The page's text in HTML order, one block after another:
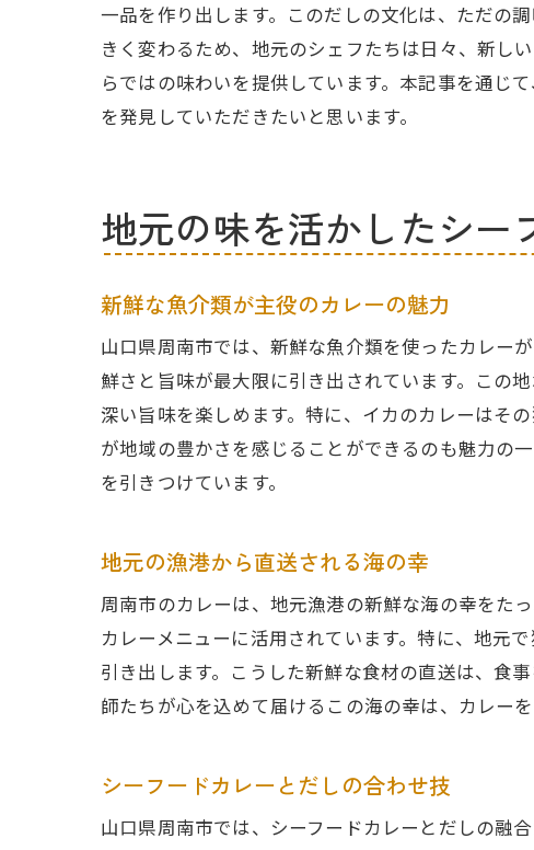
一品を作り出します。このだしの文化は、ただの
きく変わるため、地元のシェフたちは日々、新し
らではの味わいを提供しています。本記事を通じ
を発見していただきたいと思います。
地元の味を活かしたシー
新鮮な魚介類が主役のカレーの魅力
山口県周南市では、新鮮な魚介類を使ったカレー
鮮さと旨味が最大限に引き出されています。この
深い旨味を楽しめます。特に、イカのカレーはそ
が地域の豊かさを感じることができるのも魅力の
を引きつけています。
地元の漁港から直送される海の幸
周南市のカレーは、地元漁港の新鮮な海の幸をた
カレーメニューに活用されています。特に、地元
引き出します。こうした新鮮な食材の直送は、食
師たちが心を込めて届けるこの海の幸は、カレー
シーフードカレーとだしの合わせ技
山口県周南市では、シーフードカレーとだしの融